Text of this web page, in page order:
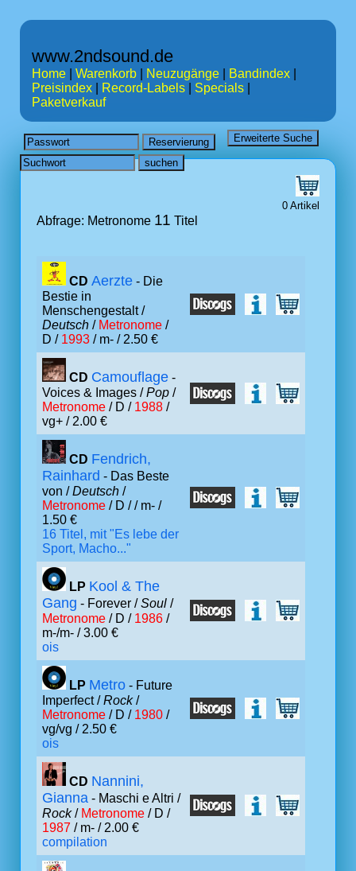
www.2ndsound.de
Home Warenkorb Neuzugänge Bandindex
Preisindex
Record-Labels Specials
Paketverkauf
0 Artikel
Abfrage: Metronome 11 Titel
CD Aerzte - Die
Bestie in
Menschengestalt /
Deutsch / Metronome /
D / 1993 / m- / 2.50 €
CD Camouflage -
Voices & Images /Pop /
Metronome / D / 1988 /
vg+ / 2.00 €
CD Fendrich,
Rainhard - Das Beste
von /Deutsch /
Metronome / D // m- /
1.50 €
16 Titel, mit "Es lebe der
Sport, Macho..."
LP Kool & The
Gang - Forever /Soul /
Metronome / D / 1986 /
m-/m- / 3.00 €
ois
LP Metro - Future
Imperfect /Rock/
Metronome / D / 1980 /
vg/vg / 2.50 €
ois
CD Nannini,
Gianna - Maschi e Altri /
Rock/ Metronome / D /
1987 / m- / 2.00 €
compilation